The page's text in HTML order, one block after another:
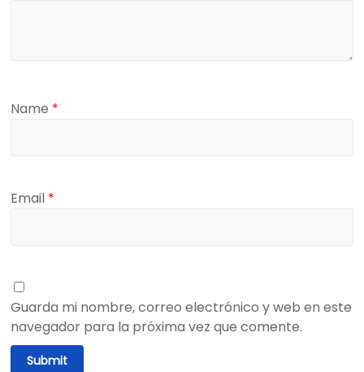
Name *
Email *
Guarda mi nombre, correo electrónico y web en este
navegador para la próxima vez que comente.